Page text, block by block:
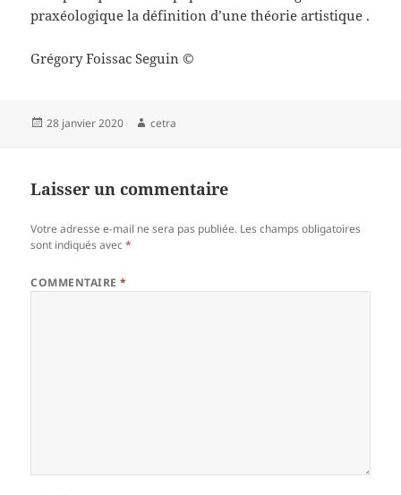
praxéologique la définition d’une théorie artistique .
Grégory Foissac Seguin ©
Publié
28 janvier 2020 Auteur
cetra
Laisser un commentaire
Votre adresse e-mail ne sera pas publiée. Les champs obligatoires
sont indiqués avec*
COMMENTAIRE*